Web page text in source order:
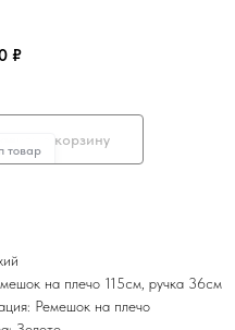
₽
в корзину
товар
на плечо 115см, ручка 36см
Ремешок на плечо